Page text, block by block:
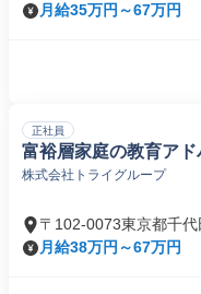
月給35万円～67万円
正社員
富裕層家庭の教育ア
株式会社トライグループ
〒102-0073東京都千
月給38万円～67万円